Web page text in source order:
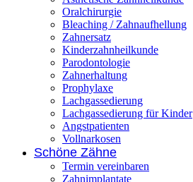
Oralchirurgie
Bleaching / Zahnaufhellung
Zahnersatz
Kinderzahnheilkunde
Parodontologie
Zahnerhaltung
Prophylaxe
Lachgassedierung
Lachgassedierung für Kinder
Angstpatienten
Vollnarkosen
Schöne Zähne
Termin vereinbaren
Zahnimplantate